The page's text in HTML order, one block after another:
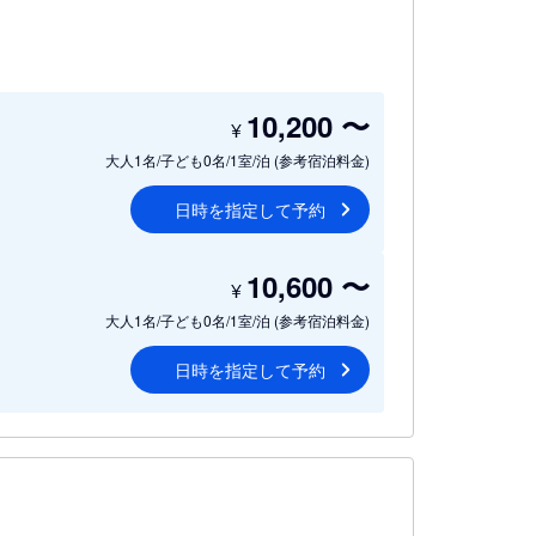
大人1名/子ども0名/1室/泊 (参考宿泊料金)
¥ 10,200 〜
日時を指定して予約
大人1名/子ども0名/1室/泊 (参考宿泊料金)
¥ 10,600 〜
日時を指定して予約